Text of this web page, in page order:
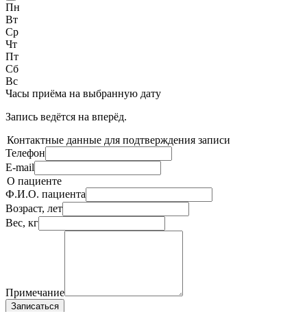
Пн
Вт
Ср
Чт
Пт
Сб
Вс
Часы приёма на выбранную дату
Запись ведётся на вперёд.
Контактные данные для подтверждения записи
Телефон
E-mail
О пациенте
Ф.И.О. пациента
Возраст, лет
Вес, кг
Примечание
Записаться